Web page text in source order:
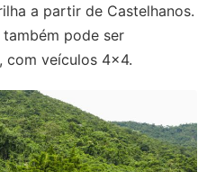
a partir de Castelhanos.
pode ser
com veículos 4x4.